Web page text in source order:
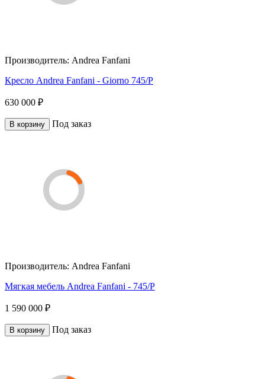
Производитель: Andrea Fanfani
Кресло Andrea Fanfani - Giorno 745/P
630 000 ₽
В корзину Под заказ
Производитель: Andrea Fanfani
Мягкая мебель Andrea Fanfani - 745/P
1 590 000 ₽
В корзину Под заказ